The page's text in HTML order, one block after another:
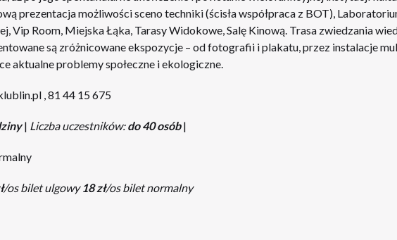
prezentacja możliwości sceno techniki (ścisła współpraca z BOT),
Vip Room, Miejska Łąka, Tarasy Widokowe, Salę Kinową. Trasa zwiedzania
są zróżnicowane ekspozycje – od fotografii i plakatu, przez instalacje
aktualne problemy społeczne i ekologiczne.
, 81 44 15 675
| Liczba uczestników:do 40 osób |
/os bilet ulgowy18 zł/os bilet normalny